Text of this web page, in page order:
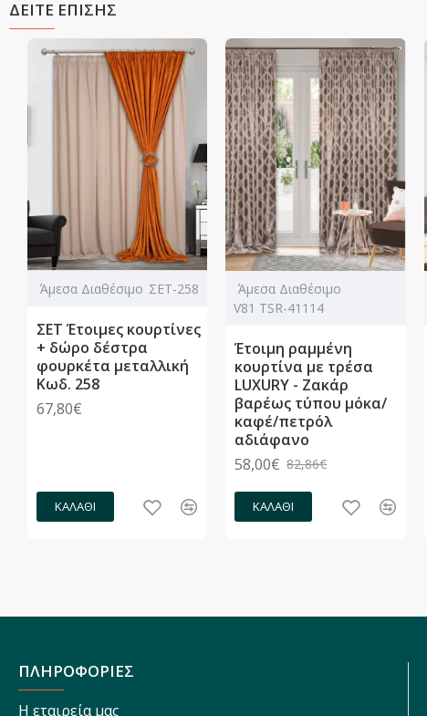
ΔΕΙΤΕ ΕΠΙΣΗΣ
Άμεσα Διαθέσιμο ΣΕΤ-258
ΣΕΤ Έτοιμες κουρτίνες
+ δώρο δέστρα
φουρκέτα μεταλλική
Κωδ. 258
67,80€
ΚΑΛΆΘΙ
Άμεσα Διαθέσιμο
V81 TSR-41114
Έτοιμη ραμμένη
κουρτίνα με τρέσα
LUXURY - Ζακάρ
βαρέως τύπου μόκα/
καφέ/πετρόλ
αδιάφανο
58,00€ 82,86€
ΚΑΛΆΘΙ
ΠΛΗΡΟΦΟΡΙΕΣ
Η εταιρεία μας